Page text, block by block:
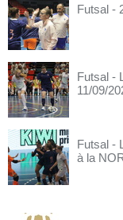
Futsal -
Futsal -
11/09/
Futsal -
à la